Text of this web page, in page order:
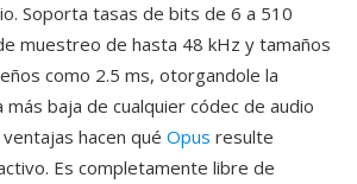
Soporta tasas de bits de 6 a 510
muestreo de hasta 48 kHz y tamaños
como 2.5 ms, otorgandole la
más baja de cualquier códec de audio
hacen qué Opus resulte
Es completamente libre de